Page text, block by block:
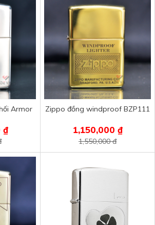
Armor
₫
Zippo đồng windproof BZP111
1,150,000 ₫
1,550,000 đ